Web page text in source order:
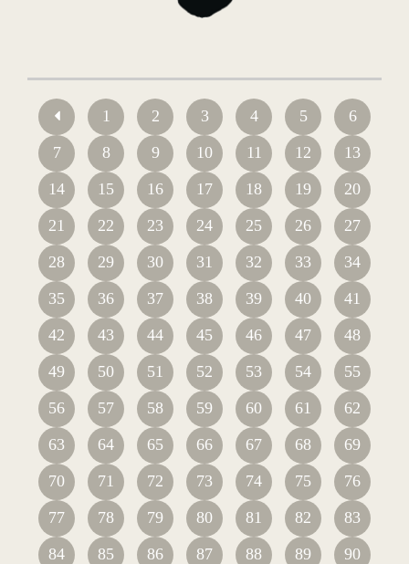
1 2 3 4 5
6
7
8 9 10 11 12
13
14
15 16 17 18 19
20
21
22 23 24 25 26
27
28
29 30 31 32 33
34
35
36 37 38 39 40
41
42
43 44 45 46 47
48
49
50 51 52 53 54
55
56
57 58 59 60 61
62
63
64 65 66 67 68
69
70
71 72 73 74 75
76
77
78 79 80 81 82
83
84
85 86 87 88 89
90